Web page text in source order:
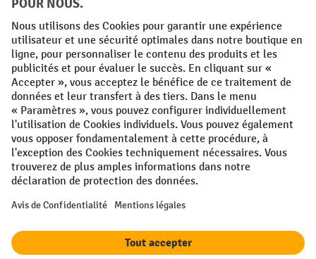
Conditions générales Mentions légales
Protection des Données Politique de cookies
All prices excl. VAT plusshipping costsand possible delivery charges,
if not stated otherwise.
¹ La remise est valable jusqu'à épuisement des stocks. La remise ne
s'applique pas aux prix spéciaux. Il n'est pas possible de le combiner
avec d'autres réductions en pourcentage ou bons de réduction. | ² La
réduction sera accordée une seule fois lors de la première inscription
à la newsletter. Le code de réduction est valable pendant 10 jours et
nette minimale de 250,00 €. La réduction varie selon la catégorie de
produits et peut atteindre un maximum de 10 %. Les transpalettes